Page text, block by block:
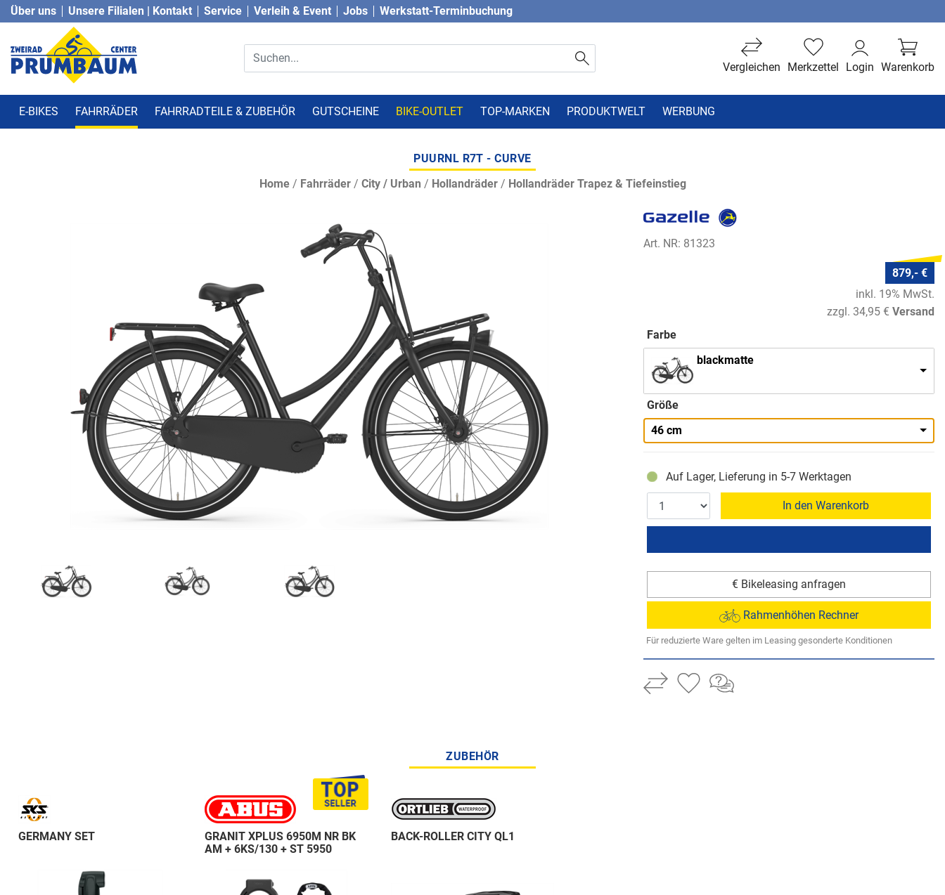
Über uns Unsere Filialen | Kontakt Service Verleih & Event Jobs Werkstatt-Terminbuchung
Warenkorb
Login
Merkzettel
Vergleichen
E-BIKES FAHRRÄDER FAHRRADTEILE & ZUBEHÖR GUTSCHEINE BIKE-OUTLET TOP-MARKEN PRODUKTWELT WERBUNG
PUURNL R7T - CURVE
Home/ Fahrräder/ City / Urban / Hollandräder/ Hollandräder Trapez & Tiefeinstieg
Art. NR: 81323
879,- €
inkl. 19% MwSt.
zzgl. 34,95 € Versand
Farbe
blackmatte
Größe
46 cm
Auf Lager, Lieferung in 5-7 Werktagen
In den Warenkorb
€ Bikeleasing anfragen
Rahmenhöhen Rechner
Für reduzierte Ware gelten im Leasing gesonderte Konditionen
ZUBEHÖR
GERMANY SET
GRANIT XPLUS 6950M NR BK
AM + 6KS/130 + ST 5950
BACK-ROLLER CITY QL1